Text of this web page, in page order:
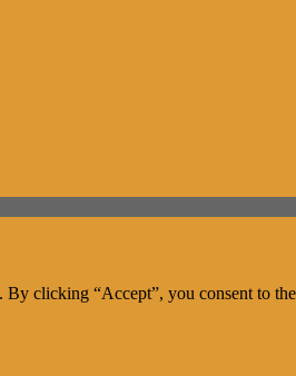
By clicking “Accept”, you consent to